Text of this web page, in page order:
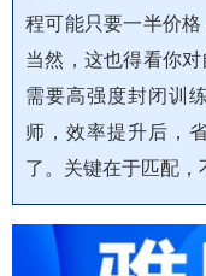
程可能只要一半价格
当然，这也得看你
需要高强度封闭训
师，效率提升后，
了。关键在于匹配，